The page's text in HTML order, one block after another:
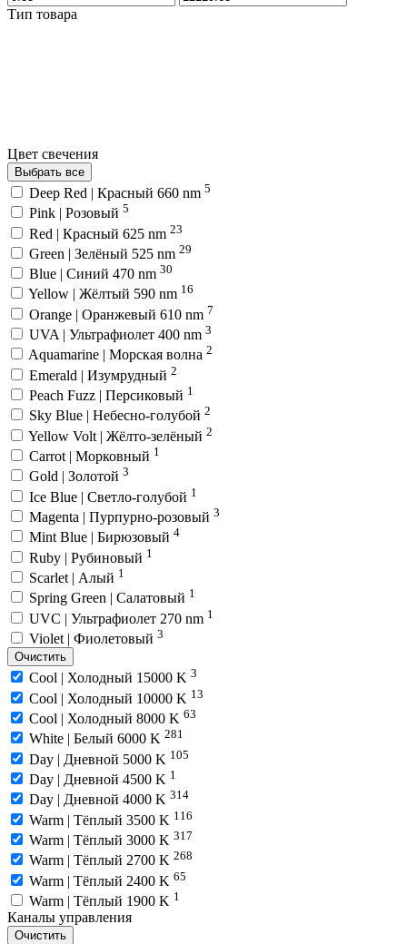
Тип товара
Цвет свечения
Выбрать все
Deep Red | Красный 660 nm 5
Pink | Розовый 5
Red | Красный 625 nm 23
Green | Зелёный 525 nm 29
Blue | Синий 470 nm 30
Yellow | Жёлтый 590 nm 16
Orange | Оранжевый 610 nm 7
UVA | Ультрафиолет 400 nm 3
Aquamarine | Морская волна 2
Emerald | Изумрудный 2
Peach Fuzz | Персиковый 1
Sky Blue | Небесно-голубой 2
Yellow Volt | Жёлто-зелёный 2
Carrot | Морковный 1
Gold | Золотой 3
Ice Blue | Светло-голубой 1
Magenta | Пурпурно-розовый 3
Mint Blue | Бирюзовый 4
Ruby | Рубиновый 1
Scarlet | Алый 1
Spring Green | Салатовый 1
UVC | Ультрафиолет 270 nm 1
Violet | Фиолетовый 3
Очистить
Cool | Холодный 15000 K 3
Cool | Холодный 10000 K 13
Cool | Холодный 8000 K 63
White | Белый 6000 K 281
Day | Дневной 5000 K 105
Day | Дневной 4500 K 1
Day | Дневной 4000 K 314
Warm | Тёплый 3500 K 116
Warm | Тёплый 3000 K 317
Warm | Тёплый 2700 K 268
Warm | Тёплый 2400 K 65
Warm | Тёплый 1900 K 1
Каналы управления
Очистить